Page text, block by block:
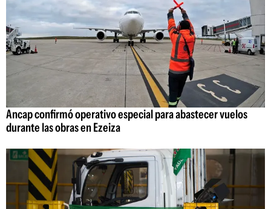
Ancap confirmó operativo especial para abastecer vuelos
durante las obras en Ezeiza